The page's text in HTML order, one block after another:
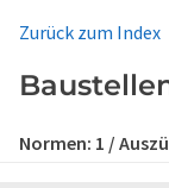
Zurück zum Index
Normen: 1 /